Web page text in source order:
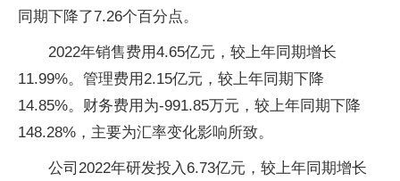
同期下降了7.26个百分点。
2022年销售费用4.65亿元，较上年同期增长
11.99%。管理费用2.15亿元，较上年同期下降
14.85%。财务费用为-991.85万元，较上年同期下降
148.28%，主要为汇率变化影响所致。
公司2022年研发投入6.73亿元，较上年同期增长